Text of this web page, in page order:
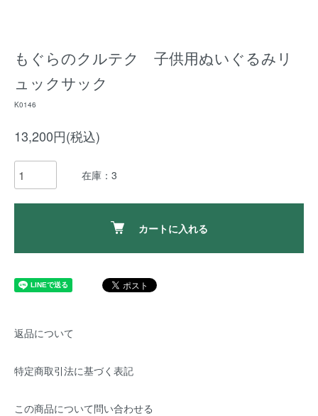
もぐらのクルテク 子供用ぬいぐるみリ
ュックサック
K0146
13,200円(税込)
在庫：3
カートに入れる
返品について
特定商取引法に基づく表記
この商品について問い合わせる